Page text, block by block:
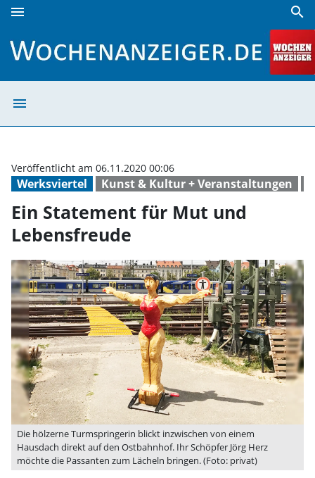
menu search
menu
Werksviertel Kunst & Kultur + Veranstaltungen
Veröffentlicht am 06.11.2020 00:06
Ein Statement für Mut und
Lebensfreude
Die hölzerne Turmspringerin blickt inzwischen von einem
Hausdach direkt auf den Ostbahnhof. Ihr Schöpfer Jörg Herz
möchte die Passanten zum Lächeln bringen. (Foto: privat)